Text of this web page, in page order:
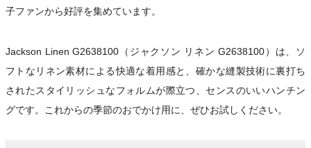
子ファンから好評を集めています。
Jackson Linen G2638100（ジャクソン リネン G2638100）は、ソ
フトなリネン素材による快適な着用感と、確かな縫製技術に裏打ち
されたスタイリッシュなフォルムが際立つ、センスのいいハンチン
グです。これからの季節のおでかけ用に、ぜひお試しください。